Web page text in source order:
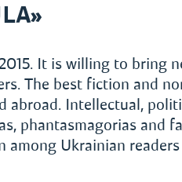
It is willing to bring
The best fiction and
abroad. Intellectual,
phantasmagorias and
Ukrainian